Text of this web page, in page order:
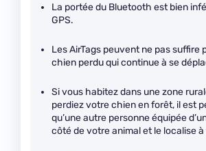
La portée du Bluetooth est bien
GPS.
Les AirTags peuvent ne pas suffire
chien perdu qui continue à se
Si vous habitez dans une zone
perdiez votre chien en forêt, il est
qu’une autre personne équipée
côté de votre animal et le localise